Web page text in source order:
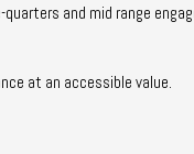
and mid range
at an accessible value